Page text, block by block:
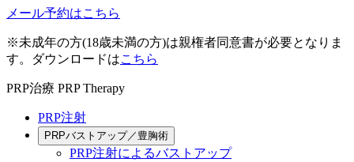
メール予約はこちら
※未成年の方(18歳未満の方)は親権者同意書が必要となりま
す。ダウンロードはこちら
PRP治療 PRP Therapy
PRP注射
PRPバストアップ／豊胸術
PRP注射によるバストアップ